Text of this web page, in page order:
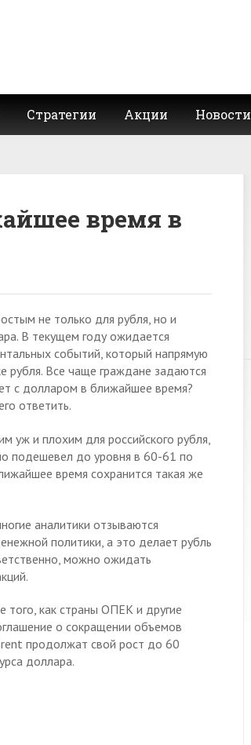
Стратегии Акции Новости
время в
не только для рубля, но и
В текущем году ожидается
событий, который напрямую
рубля. Все чаще граждане задаются
с долларом в ближайшее время?
ответить.
уж и плохим для российского рубля,
подешевел до уровня в 60-61 по
время сохранится такая же
аналитики отзываются
политики, а это делает рубль
можно ожидать
того, как страны ОПЕК и другие
о сокращении объемов
продолжат свой рост до 60
доллара.